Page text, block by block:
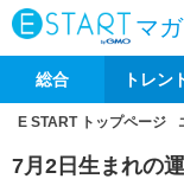
マ
総合 トレン
E START トップページ
7月2日生まれの